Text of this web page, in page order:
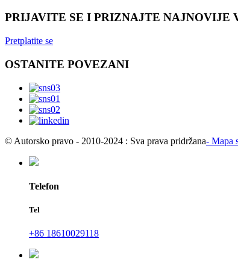
PRIJAVITE SE I PRIZNAJTE NAJNOVIJE
Pretplatite se
OSTANITE POVEZANI
© Autorsko pravo - 2010-2024 : Sva prava pridržana- Mapa
Telefon
Tel
+86 18610029118